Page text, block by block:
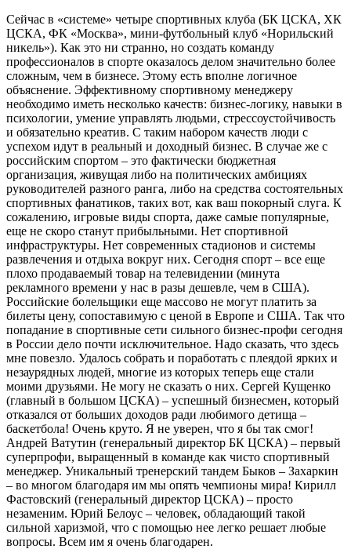
Сейчас в «системе» четыре спортивных ­клуба (БК ЦСКА, ХК
ЦСКА, ФК «Москва», ми­ни-футбольный клуб «Норильский
никель»). Как это ни странно, но создать команду
профессионалов в спорте оказалось делом значительно более
сложным, чем в бизнесе. Этому есть вполне логичное
объяснение. Эффективному спортивному менеджеру
необходимо иметь несколько качеств: бизнес-логику, навыки в
психологии, умение управлять людьми, стрессоустойчивость
и обязательно кре­атив. С таким набором качеств люди с
успехом идут в реальный и доходный бизнес. В случае же с
российским спортом – это фактически бюджетная
организация, живущая либо на политических амбициях
руководителей разного ранга, либо на средства состоятельных
спортивных фанатиков, таких вот, как ваш покорный слуга. К
сожалению, игровые виды спорта, даже самые популярные,
еще не скоро станут прибыльными. Нет спортивной
инфраструктуры. Нет современных стадионов и системы
развлечения и отдыха вокруг них. Сегодня спорт – все еще
плохо продаваемый товар на телевидении (минута
рекламного времени у нас в разы дешевле, чем в США).
Российские болельщики еще массово не могут платить за
билеты цену, сопоставимую с ценой в Европе и США. Так что
попадание в спортивные сети сильного бизнес-профи ­сегодня
в России дело почти исключительное. Надо сказать, что здесь
мне повезло. Удалось собрать и поработать с плеядой ярких и
незаурядных людей, многие из которых теперь еще стали
моими друзьями. Не могу не сказать о них. Сергей Кущенко
(главный в большом ЦСКА) – успешный бизнесмен, который
отказался от больших доходов ради любимого детища –
баскетбола! Очень круто. Я не уверен, что я бы так смог!
Андрей Ватутин (генеральный директор БК ЦСКА) – первый
суперпрофи, выращенный в команде как чисто спортивный
менеджер. Уникальный тренерский тандем Быков – Захаркин
– во многом благодаря им мы опять чемпионы мира! Кирилл
Фастовский (генеральный директор ЦСКА) – просто
незаменим. Юрий Белоус – человек, обладающий такой
сильной харизмой, что с помощью нее легко решает любые
вопросы. Всем им я очень благодарен.